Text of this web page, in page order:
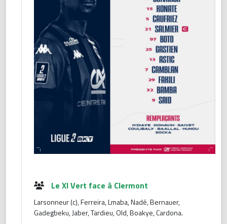
Le XI Vert face à Clermont
Larsonneur (c), Ferreira, Lmaba, Nadé, Bernauer,
Gadegbeku, Jaber, Tardieu, Old, Boakye, Cardona.